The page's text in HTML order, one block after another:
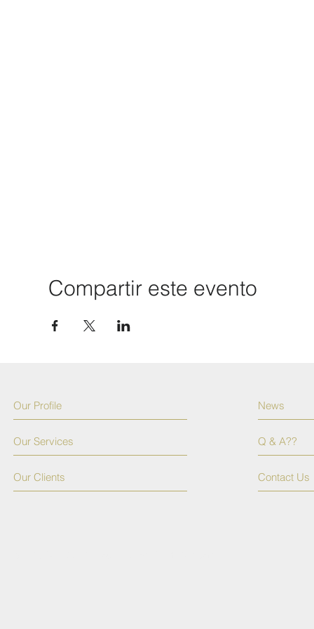
Compartir este evento
Our Profile
Our Services
Our Clients
News
Q & A??
Contact Us